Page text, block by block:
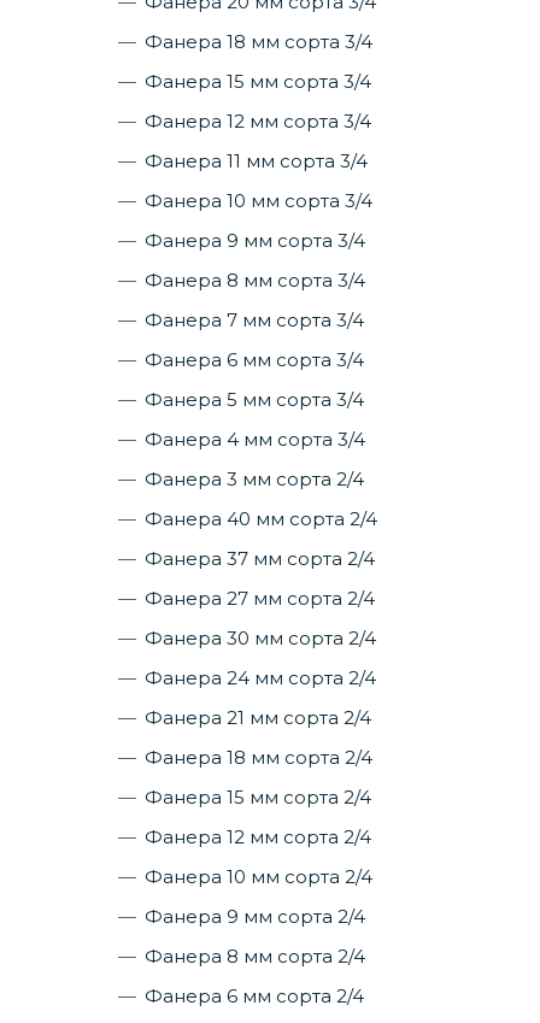
Фанера 18 мм сорта 3/4
Фанера 15 мм сорта 3/4
Фанера 12 мм сорта 3/4
Фанера 11 мм сорта 3/4
Фанера 10 мм сорта 3/4
Фанера 9 мм сорта 3/4
Фанера 8 мм сорта 3/4
Фанера 7 мм сорта 3/4
Фанера 6 мм сорта 3/4
Фанера 5 мм сорта 3/4
Фанера 4 мм сорта 3/4
Фанера 3 мм сорта 2/4
Фанера 40 мм сорта 2/4
Фанера 37 мм сорта 2/4
Фанера 27 мм сорта 2/4
Фанера 30 мм сорта 2/4
Фанера 24 мм сорта 2/4
Фанера 21 мм сорта 2/4
Фанера 18 мм сорта 2/4
Фанера 15 мм сорта 2/4
Фанера 12 мм сорта 2/4
Фанера 10 мм сорта 2/4
Фанера 9 мм сорта 2/4
Фанера 8 мм сорта 2/4
Фанера 6 мм сорта 2/4